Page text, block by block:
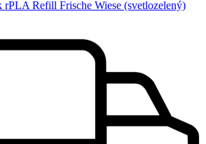
rPLA Refill Frische Wiese (svetlozelený)